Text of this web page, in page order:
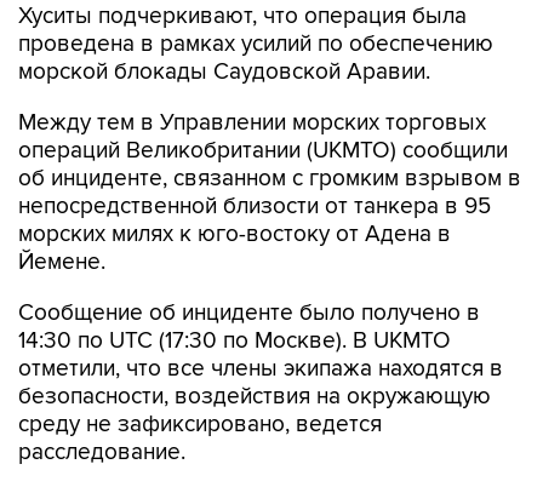
Хуситы подчеркивают, что операция была
проведена в рамках усилий по обеспечению
морской блокады Саудовской Аравии.
Между тем в Управлении морских торговых
операций Великобритании (UKMTO) сообщили
об инциденте, связанном с громким взрывом в
непосредственной близости от танкера в 95
морских милях к юго-востоку от Адена в
Йемене.
Сообщение об инциденте было получено в
14:30 по UTC (17:30 по Москве). В UKMTO
отметили, что все члены экипажа находятся в
безопасности, воздействия на окружающую
среду не зафиксировано, ведется
расследование.